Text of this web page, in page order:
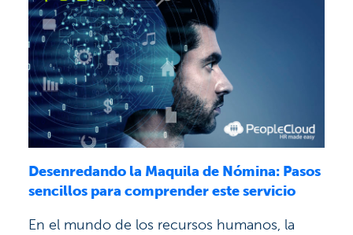
Desenredando la Maquila de Nómina: Pasos
sencillos para comprender este servicio
En el mundo de los recursos humanos, la